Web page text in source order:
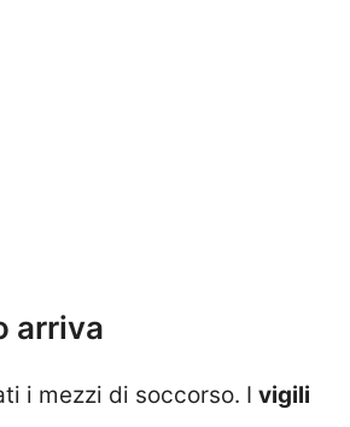
arriva
i mezzi di soccorso. I vigili